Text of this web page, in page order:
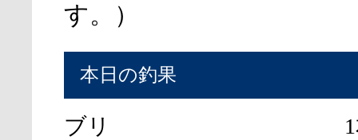
す。）
本日の釣果
ブリ